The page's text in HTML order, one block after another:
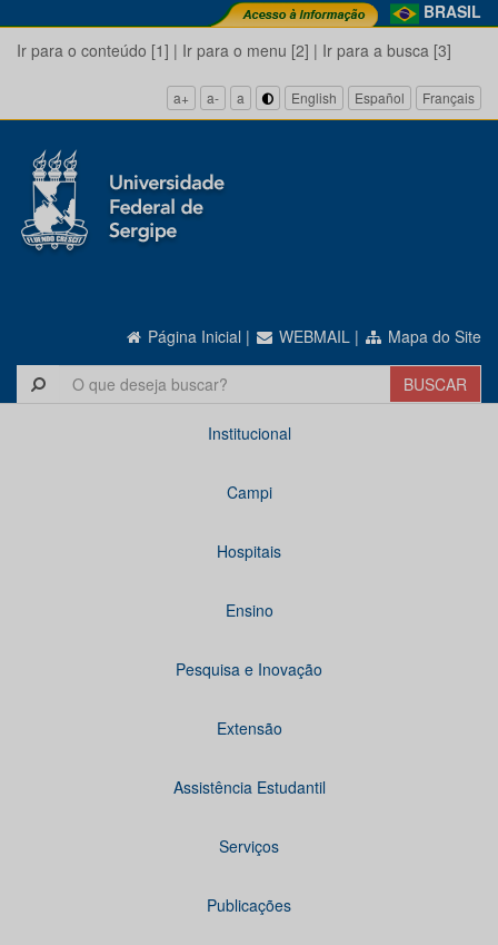
BRASIL
Ir para o conteúdo [1] | Ir para o menu [2] | Ir para a busca [3]
a+ a- a English Español Français
Página Inicial | WEBMAIL | Mapa do Site
Institucional
Campi
Hospitais
Ensino
Pesquisa e Inovação
Extensão
Assistência Estudantil
Serviços
Publicações